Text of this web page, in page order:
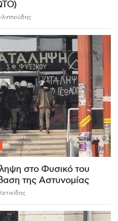
στο Φυσικό του
της Αστυνομίας